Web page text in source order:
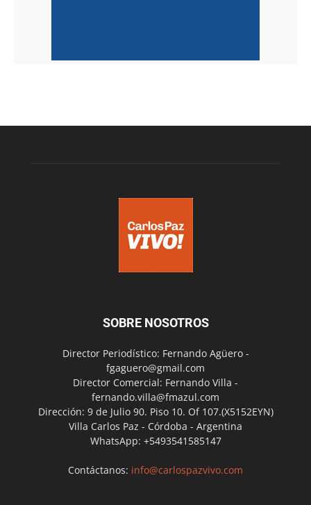
SOBRE NOSOTROS
Director Periodístico: Fernando Agüero -
fgaguero@gmail.com
Director Comercial: Fernando Villa -
fernando.villa@fmazul.com
Dirección: 9 de Julio 90. Piso 10. Of 107.(X5152EYN)
Villa Carlos Paz - Córdoba - Argentina
WhatsApp: +5493541585147
Contáctanos: info@carlospazvivo.com